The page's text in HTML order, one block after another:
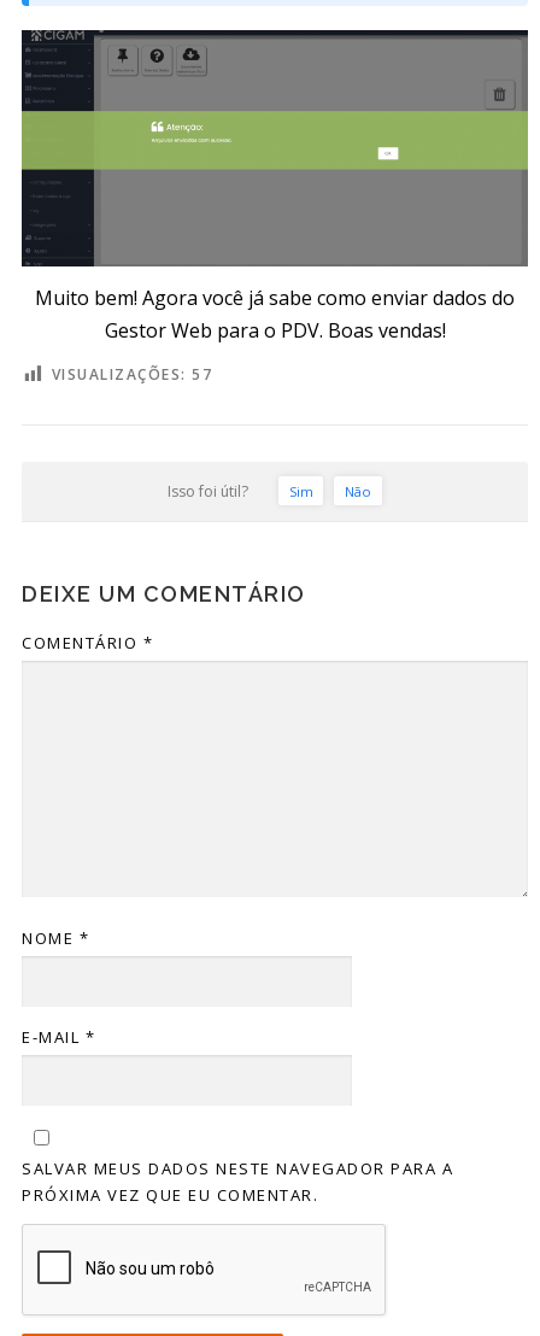
Muito bem! Agora você já sabe como enviar dados do
Gestor Web para o PDV. Boas vendas!
VISUALIZAÇÕES: 57
Isso foi útil? Sim Não
DEIXE UM COMENTÁRIO
COMENTÁRIO *
NOME *
E-MAIL *
SALVAR MEUS DADOS NESTE NAVEGADOR PARA A
PRÓXIMA VEZ QUE EU COMENTAR.